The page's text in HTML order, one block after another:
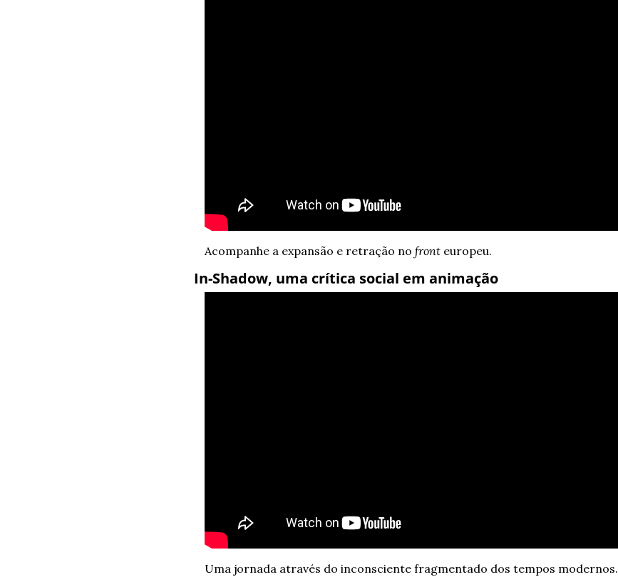
Acompanhe a expansão e retração no front europeu.
In-Shadow, uma crítica social em animação
Uma jornada através do inconsciente fragmentado dos tempos modernos.